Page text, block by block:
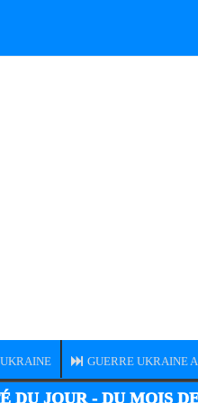
GUERRE UKRAINE
DU JOUR - DU MOIS